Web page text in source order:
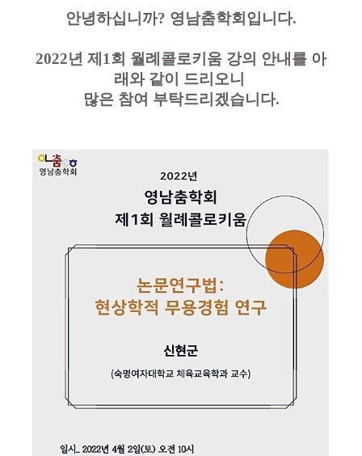
안녕하십니까? 영남춤학회입니다.
2022년 제1회 월례콜로키움 강의 안내를 아
래와 같이 드리오니
많은 참여 부탁드리겠습니다.